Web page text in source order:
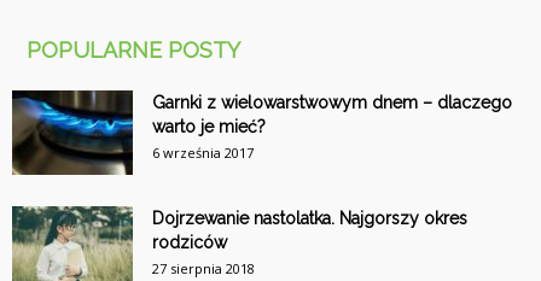
POPULARNE POSTY
Garnki z wielowarstwowym dnem – dlaczego
warto je mieć?
6 września 2017
Dojrzewanie nastolatka. Najgorszy okres
rodziców
27 sierpnia 2018